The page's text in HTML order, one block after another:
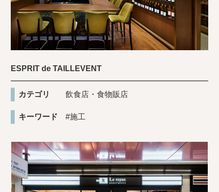
ESPRIT de TAILLEVENT
カテゴリ 飲食店・食物販店
キーワード #施工